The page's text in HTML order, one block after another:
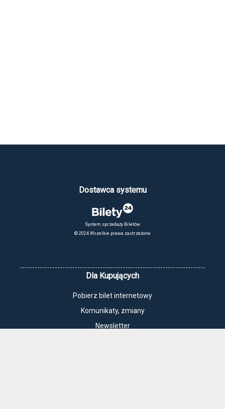
Dostawca systemu
System sprzedaży Biletów
© 2024 Wszelkie prawa zastrzeżone
Dla Kupujących
Pobierz bilet internetowy
Komunikaty, zmiany
Newsletter